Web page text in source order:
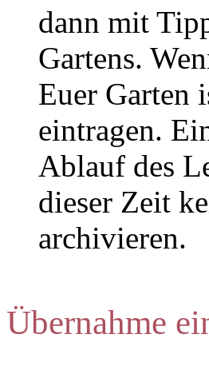
dann mit
Gartens.
Euer Garten
eintragen.
Ablauf des
dieser Zeit
archivieren.
Übernahme